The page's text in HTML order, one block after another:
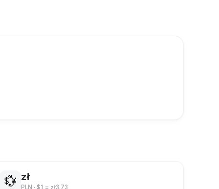
💱 zł
PLN · $1 = zł3.73